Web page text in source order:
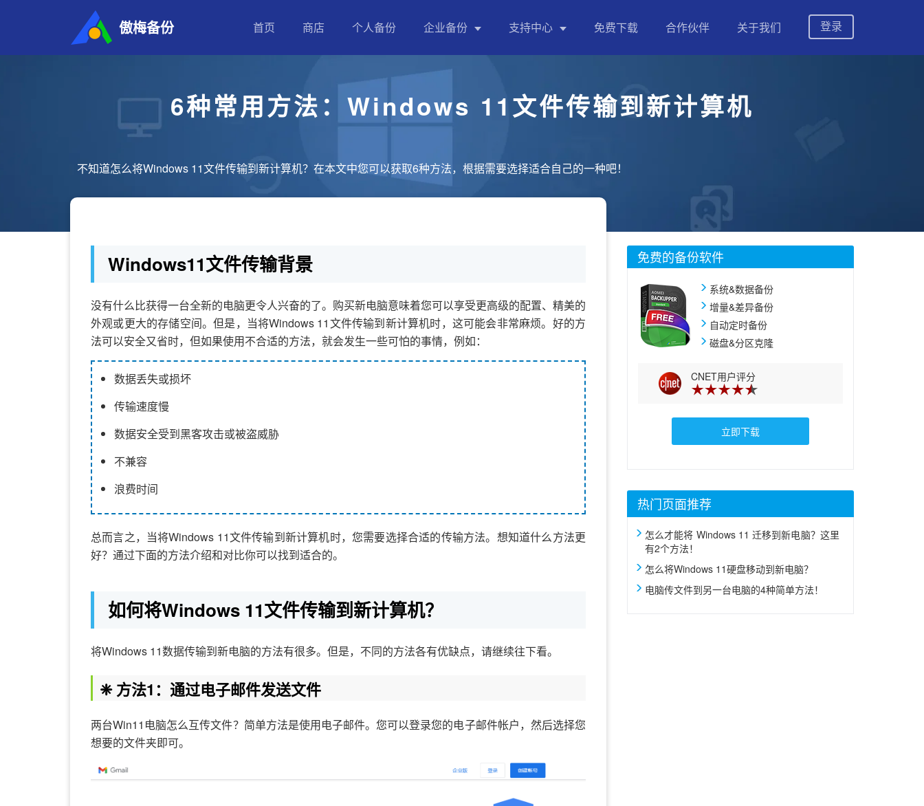
傲梅备份 首页 商店 个人备份 企业备份
中小企业的重要数据备份、同步、整机备份等
中小企业集中管理重要员工数据备份，统一管理，防止数据丢失
傲梅企业备份旗舰版
详细对比标准版、网络版、旗舰版功能，帮助您选择适合的版本
备份解决方案
查看您所在行业的企业是如何备份数据的，便于您参考、借鉴
支持中心
产品使用教程
企业备份指南
免费下载 合作伙伴 关于我们 登录
6种常用方法：Windows 11文件传输到新计算机
不知道怎么将Windows 11文件传输到新计算机？在本文中您可以获取6种方法，根据需要选择适合自己的一种吧！
Windows11文件传输背景
没有什么比获得一台全新的电脑更令人兴奋的了。购买新电脑意味着您可以享受更高级的配置、精美的
外观或更大的存储空间。但是，当将Windows 11文件传输到新计算机时，这可能会非常麻烦。好的方
法可以安全又省时，但如果使用不合适的方法，就会发生一些可怕的事情，例如：
数据丢失或损坏
传输速度慢
数据安全受到黑客攻击或被盗威胁
不兼容
浪费时间
总而言之，当将Windows 11文件传输到新计算机时，您需要选择合适的传输方法。想知道什么方法更
好？通过下面的方法介绍和对比你可以找到适合的。
如何将Windows 11文件传输到新计算机？
将Windows 11数据传输到新电脑的方法有很多。但是，不同的方法各有优缺点，请继续往下看。
❈ 方法1：通过电子邮件发送文件
两台Win11电脑怎么互传文件？简单方法是使用电子邮件。您可以登录您的电子邮件帐户，然后选择您
想要的文件夹即可。
免费的备份软件
系统&数据备份
增量&差异备份
自动定时备份
磁盘&分区克隆
CNET用户评分
立即下载
热门页面推荐
怎么才能将 Windows 11 迁移到新电脑？这里
有2个方法！
怎么将Windows 11硬盘移动到新电脑？
电脑传文件到另一台电脑的4种简单方法！